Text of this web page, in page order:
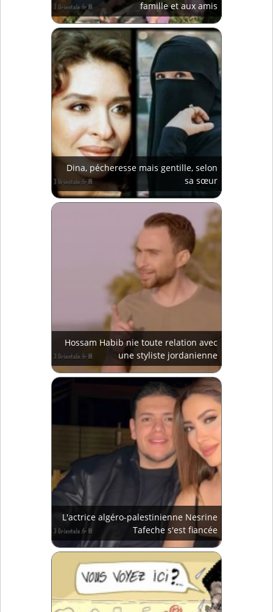
famille et aux amis
Dina, pécheresse mais gentille, selon
sa sœur
Hossam Habib nie toute relation avec
une styliste jordanienne
L'actrice algéro-palestinienne Nesrine
Tafeche s'est fiancée